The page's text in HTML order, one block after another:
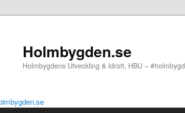
Holmbygden.se
Holmbygdens Utveckling & Idrott, HBU –